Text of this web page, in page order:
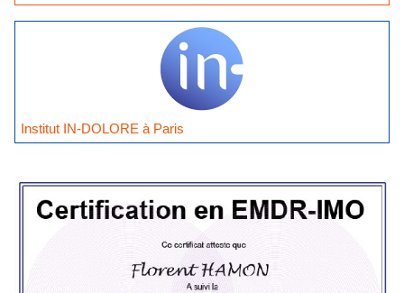
Institut IN-DOLORE à Paris